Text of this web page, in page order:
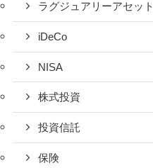
ラグジュアリーアセット
iDeCo
NISA
株式投資
投資信託
保険